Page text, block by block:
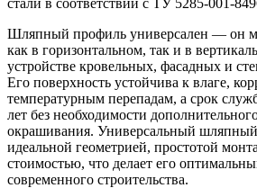
Шляпный профиль универсален — он
как в горизонтальном, так и в
устройстве кровельных, фасадных и
Его поверхность устойчива к влаге,
температурным перепадам, а срок
лет без необходимости
окрашивания. Универсальный шляпный
идеальной геометрией, простотой
стоимостью, что делает его
современного строительства.